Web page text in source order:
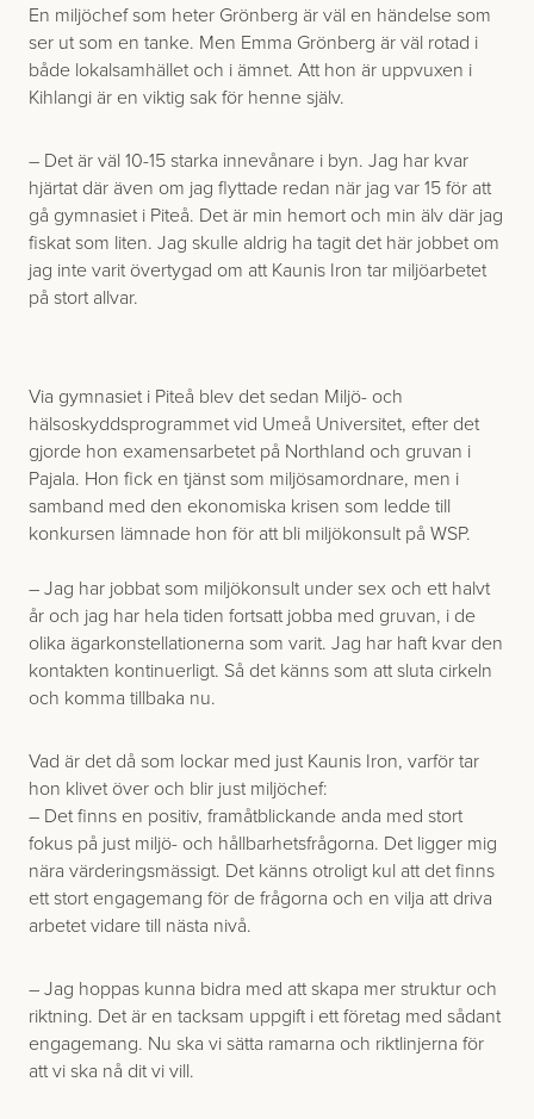
En miljöchef som heter Grönberg är väl en händelse som
ser ut som en tanke. Men Emma Grönberg är väl rotad i
både lokalsamhället och i ämnet. Att hon är uppvuxen i
Kihlangi är en viktig sak för henne själv.
– Det är väl 10-15 starka innevånare i byn. Jag har kvar
hjärtat där även om jag flyttade redan när jag var 15 för att
gå gymnasiet i Piteå. Det är min hemort och min älv där jag
fiskat som liten. Jag skulle aldrig ha tagit det här jobbet om
jag inte varit övertygad om att Kaunis Iron tar miljöarbetet
på stort allvar.
Via gymnasiet i Piteå blev det sedan Miljö- och
hälsoskyddsprogrammet vid Umeå Universitet, efter det
gjorde hon examensarbetet på Northland och gruvan i
Pajala. Hon fick en tjänst som miljösamordnare, men i
samband med den ekonomiska krisen som ledde till
konkursen lämnade hon för att bli miljökonsult på WSP.
– Jag har jobbat som miljökonsult under sex och ett halvt
år och jag har hela tiden fortsatt jobba med gruvan, i de
olika ägarkonstellationerna som varit. Jag har haft kvar den
kontakten kontinuerligt. Så det känns som att sluta cirkeln
och komma tillbaka nu.
Vad är det då som lockar med just Kaunis Iron, varför tar
hon klivet över och blir just miljöchef:
– Det finns en positiv, framåtblickande anda med stort
fokus på just miljö- och hållbarhets­frågorna. Det ligger mig
nära värderingsmässigt. Det känns otroligt kul att det finns
ett stort engagemang för de frågorna och en vilja att driva
arbetet vidare till nästa nivå.
– Jag hoppas kunna bidra med att skapa mer struktur och
riktning. Det är en tacksam uppgift i ett företag med sådant
engagemang. Nu ska vi sätta ramarna och riktlinjerna för
att vi ska nå dit vi vill.